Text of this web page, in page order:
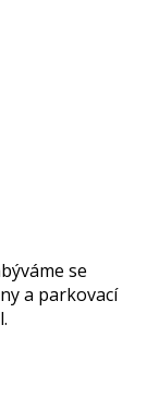
se
a parkovací